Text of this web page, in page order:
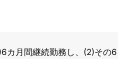
カ月間継続勤務し、(2)その